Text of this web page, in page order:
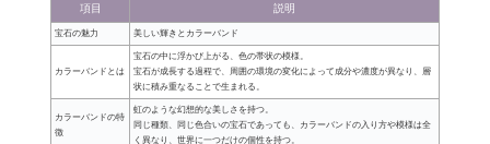
項目 説明
宝石の魅力 美しい輝きとカラーバンド
カラーバンドとは
宝石の中に浮かび上がる、色の帯状の模様。
宝石が成長する過程で、周囲の環境の変化によって成分や濃度が異なり、層
状に積み重なることで生まれる。
カラーバンドの特
徴
虹のような幻想的な美しさを持つ。
同じ種類、同じ色合いの宝石であっても、カラーバンドの入り方や模様は全
く異なり、世界に一つだけの個性を持つ。